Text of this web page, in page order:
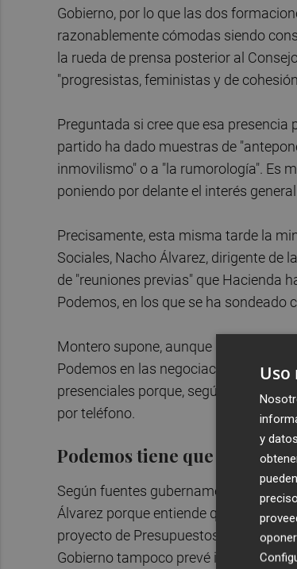
Gobierno, por lo que las dos
razonablemente cómodas siendo
la rueda de prensa posterior al
"progresistas, feministas y de
Preguntada si cree que esa presencia
partido ha dado muestras de
inmovilismo" o a "la rumorología". Es
poniendo por delante el interés
Precisamente, esta misma tarde la
Sociales, Nacho Álvarez, dirigente de
de "reuniones previas" que Hacienda
Podemos, en los que se ha
Montero supone, aunque no lo ha
Podemos en las negociaciones con el
presenciales porque, según ha dicho,
por teléfono.
Podemos tiene que
Según fuentes gubernamentales, el
Álvarez porque entiende que
proyecto de Presupuestos. Habrá
Gobierno tampoco prevé informar de
Uso
y